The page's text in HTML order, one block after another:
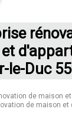
le-Duc
de maison
de maison et